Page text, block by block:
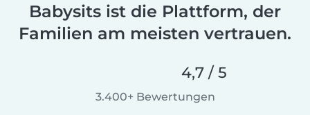
Babysits ist die Plattform, der
Familien am meisten vertrauen.
4,7 / 5
3.400+ Bewertungen